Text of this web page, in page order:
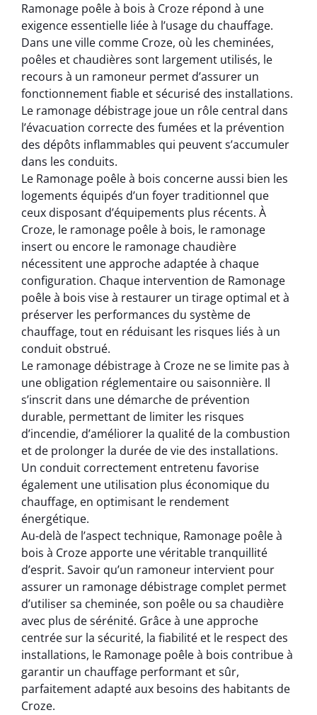
Ramonage poêle à bois à Croze répond à une
exigence essentielle liée à l’usage du chauffage.
Dans une ville comme Croze, où les cheminées,
poêles et chaudières sont largement utilisés, le
recours à un ramoneur permet d’assurer un
fonctionnement fiable et sécurisé des installations.
Le ramonage débistrage joue un rôle central dans
l’évacuation correcte des fumées et la prévention
des dépôts inflammables qui peuvent s’accumuler
dans les conduits.
Le Ramonage poêle à bois concerne aussi bien les
logements équipés d’un foyer traditionnel que
ceux disposant d’équipements plus récents. À
Croze, le ramonage poêle à bois, le ramonage
insert ou encore le ramonage chaudière
nécessitent une approche adaptée à chaque
configuration. Chaque intervention de Ramonage
poêle à bois vise à restaurer un tirage optimal et à
préserver les performances du système de
chauffage, tout en réduisant les risques liés à un
conduit obstrué.
Le ramonage débistrage à Croze ne se limite pas à
une obligation réglementaire ou saisonnière. Il
s’inscrit dans une démarche de prévention
durable, permettant de limiter les risques
d’incendie, d’améliorer la qualité de la combustion
et de prolonger la durée de vie des installations.
Un conduit correctement entretenu favorise
également une utilisation plus économique du
chauffage, en optimisant le rendement
énergétique.
Au-delà de l’aspect technique, Ramonage poêle à
bois à Croze apporte une véritable tranquillité
d’esprit. Savoir qu’un ramoneur intervient pour
assurer un ramonage débistrage complet permet
d’utiliser sa cheminée, son poêle ou sa chaudière
avec plus de sérénité. Grâce à une approche
centrée sur la sécurité, la fiabilité et le respect des
installations, le Ramonage poêle à bois contribue à
garantir un chauffage performant et sûr,
parfaitement adapté aux besoins des habitants de
Croze.